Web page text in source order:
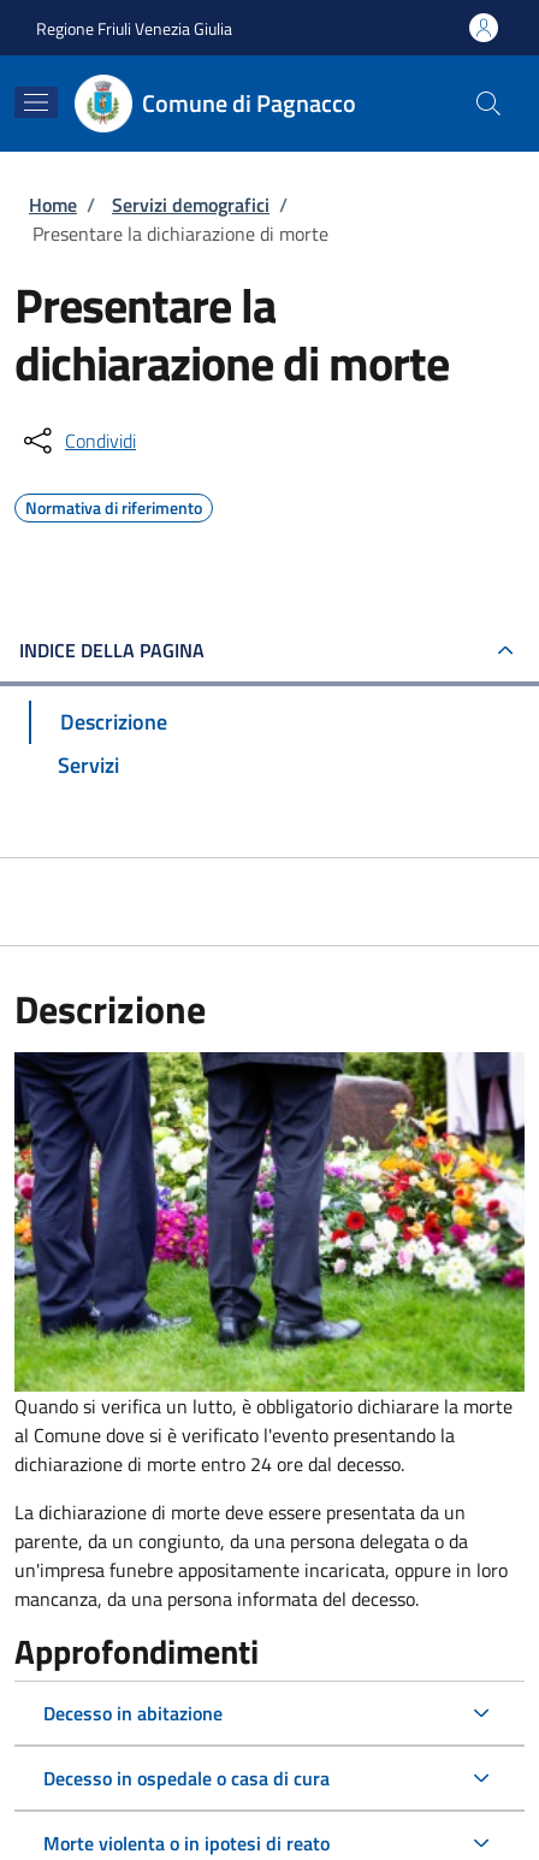
Regione Friuli Venezia Giulia
Comune di Pagnacco
Briciole di pane
Home / Servizi demografici /
Presentare la dichiarazione di morte
Presentare la
dichiarazione di morte
Condividi
Normativa di riferimento
INDICE DELLA PAGINA
Descrizione
Servizi
Descrizione
Quando si verifica un lutto, è obbligatorio dichiarare la morte
al Comune dove si è verificato l'evento presentando la
dichiarazione di morte entro 24 ore dal decesso.
La dichiarazione di morte deve essere presentata da un
parente, da un congiunto, da una persona delegata o da
un'impresa funebre appositamente incaricata, oppure in loro
mancanza, da una persona informata del decesso.
Approfondimenti
Decesso in abitazione
Decesso in ospedale o casa di cura
Morte violenta o in ipotesi di reato